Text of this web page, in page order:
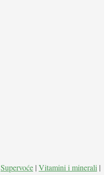
Supervoće | Vitamini i minerali |